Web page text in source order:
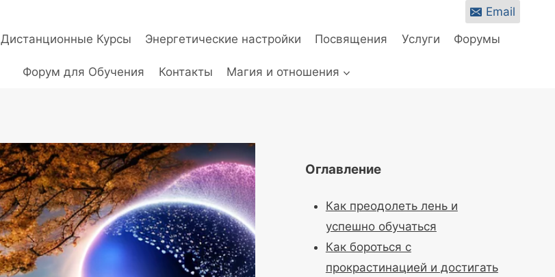
Email
Дистанционные Курсы Энергетические настройки Посвящения Услуги Форумы
Форум для Обучения Контакты Магия и отношения
Оглавление
Как преодолеть лень и
успешно обучаться
Как бороться с
прокрастинацией и достигать